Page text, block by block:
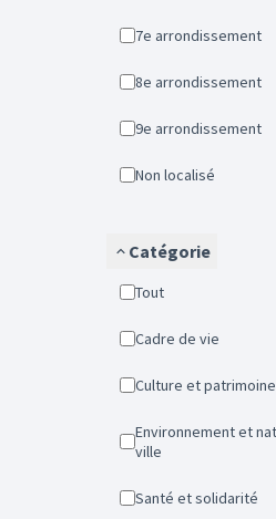
7e arrondissement
8e arrondissement
9e arrondissement
Non localisé
Catégorie
Tout
Cadre de vie
Culture et patrimoine
Environnement et nature en
ville
Santé et solidarité